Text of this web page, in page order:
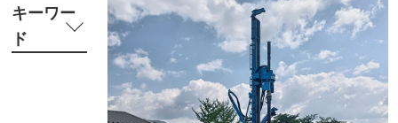
キーワー
ド